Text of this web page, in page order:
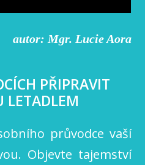
autor: Mgr. Lucie Aora
PŘIPRAVIT
LETADLEM
průvodce vaší
Objevte tajemství